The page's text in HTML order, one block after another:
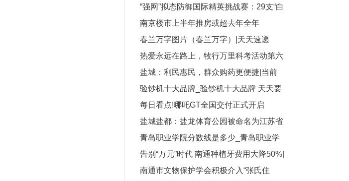
绿荫满城
“强网”拟态防御国际精英挑战赛：29支“白
帽黑客”战队谁能突防？
南京楼市上半年推房或超去年全年
春兰万字图片（春兰万字）|天天速递
热爱永远在路上，牧行万里科考活动第六
季即将开启
盐城：利民惠民，群众购药更便捷|当前
简讯
验钞机十大品牌_验钞机十大品牌 天天要
闻
每日看点!哪吒GT全国交付正式开启
盐城盐都：盐龙体育公园被命名为江苏省
示范体育公园
青岛职业学院分数线是多少_青岛职业学
院分数线-全球快播
告别“万元”时代 南通种植牙费用大降50%|
全球热头条
南通市文物保护学会积极介入“张氏住